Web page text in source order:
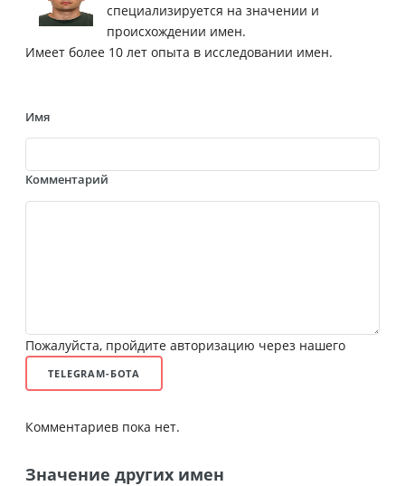
специализируется на значении и
происхождении имен.
Имеет более 10 лет опыта в исследовании имен.
Имя
Комментарий
Пожалуйста, пройдите авторизацию через нашего
TELEGRAM-БОТА
Комментариев пока нет.
Значение других имен